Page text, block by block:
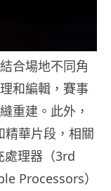
合場地不同角
和編輯，賽事
重建。此外，
精華片段，相關
處理器（3rd
Processors）